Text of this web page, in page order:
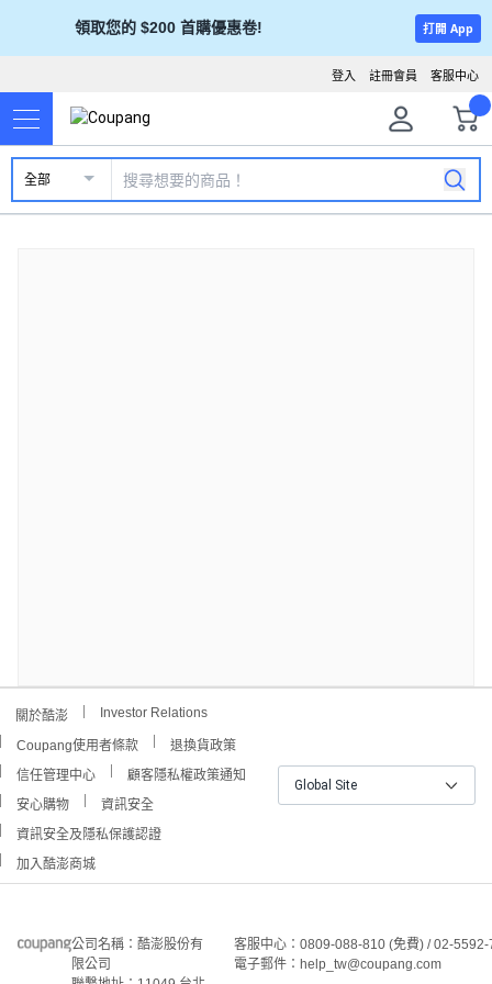
領取您的 $200 首購優惠卷! 打開 App
客服中心
註冊會員
登入
全部
關於酷澎 Investor Relations
Coupang使用者條款
退換貨政策
信任管理中心
顧客隱私權政策通知
安心購物
資訊安全
資訊安全及隱私保護認證
加入酷澎商城
Global Site
公司名稱：酷澎股份有
限公司
客服中心：0809-088-810 (免費) / 02-
電子郵件：help_tw@coupang.com